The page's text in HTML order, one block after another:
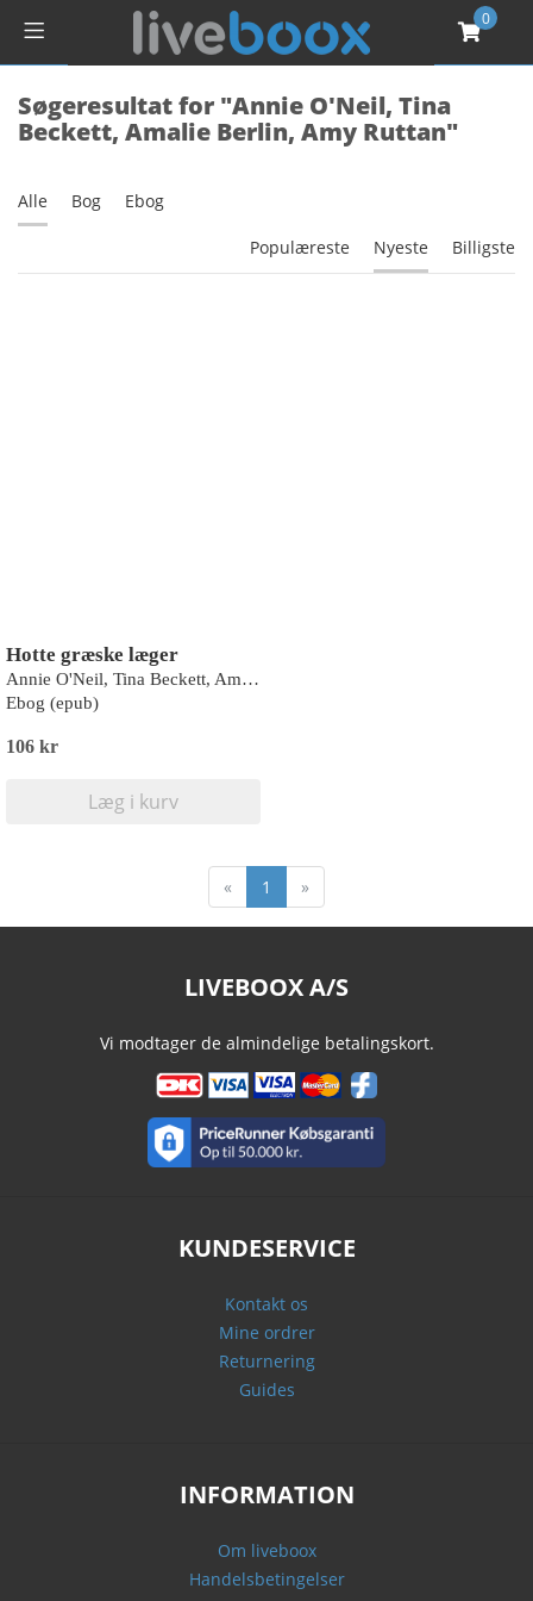
0
Søgeresultat for "Annie O'Neil, Tina
Beckett, Amalie Berlin, Amy Ruttan"
Alle Bog Ebog
Populæreste Nyeste Billigste
Hotte græske læger
Annie O'Neil, Tina Beckett, Amalie Berlin, Amy Ruttan
Ebog (epub)
106 kr
Læg i kurv
« 1 »
LIVEBOOX A/S
Vi modtager de almindelige betalingskort.
KUNDESERVICE
Kontakt os
Mine ordrer
Returnering
Guides
INFORMATION
Om liveboox
Handelsbetingelser